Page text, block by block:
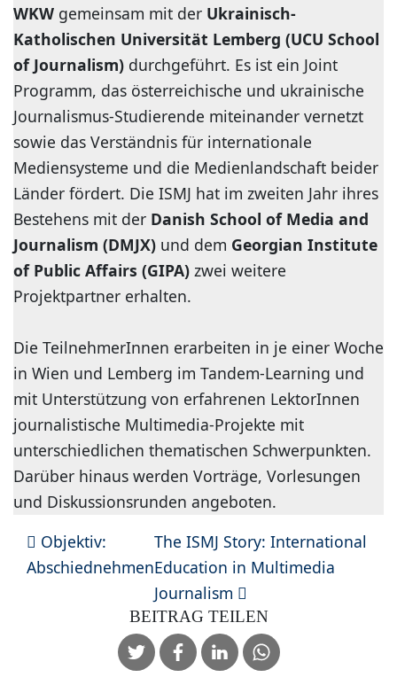
WKW gemeinsam mit der Ukrainisch-
Katholischen Universität Lemberg (UCU School
of Journalism) durchgeführt. Es ist ein Joint
Programm, das österreichische und ukrainische
Journalismus-Studierende miteinander vernetzt
sowie das Verständnis für internationale
Mediensysteme und die Medienlandschaft beider
Länder fördert. Die ISMJ hat im zweiten Jahr ihres
Bestehens mit der Danish School of Media and
Journalism (DMJX) und dem Georgian Institute
of Public Affairs (GIPA) zwei weitere
Projektpartner erhalten.
Die TeilnehmerInnen erarbeiten in je einer Woche
in Wien und Lemberg im Tandem-Learning und
mit Unterstützung von erfahrenen LektorInnen
journalistische Multimedia-Projekte mit
unterschiedlichen thematischen Schwerpunkten.
Darüber hinaus werden Vorträge, Vorlesungen
und Diskussionsrunden angeboten.
BEITRAGSNAVIGATION
Objektiv:
Abschiednehmen
The ISMJ Story: International
Education in Multimedia
Journalism
BEITRAG TEILEN